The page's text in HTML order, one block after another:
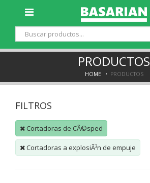
PRODUCTOS
HOME PRODUCTOS
FILTROS
Cortadoras de CÃ©sped
Cortadoras a explosiÃ³n de empuje